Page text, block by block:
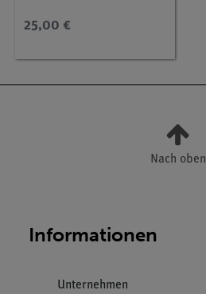
25,00 €
Nach oben
Informationen
Unternehmen